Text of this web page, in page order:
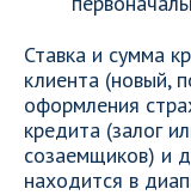
Ставка и сумма
клиента (новый,
оформления
кредита (залог
созаемщиков) и
находится в